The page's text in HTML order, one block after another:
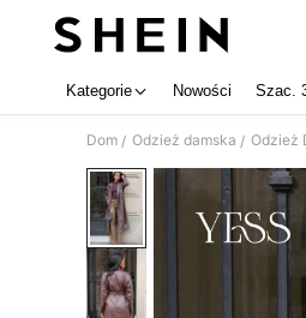
Kategorie Nowości Szac.
Dom / Odzież damska / Odzież